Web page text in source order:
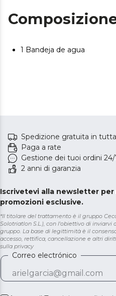
1 Bandeja de agua
Spedizione gratuita in
Paga a rate
Gestione dei tuoi ordini
2 anni di garanzia
Iscrivetevi alla newsletter
promozioni esclusive.
*Il titolare del trattamento è il gruppo
Solotriatlon S.L.), con l'obiettivo di
gruppo. La base di legittimità è il
accesso, rettifica, cancellazione e altri
sulla privacy
Correo electrónico